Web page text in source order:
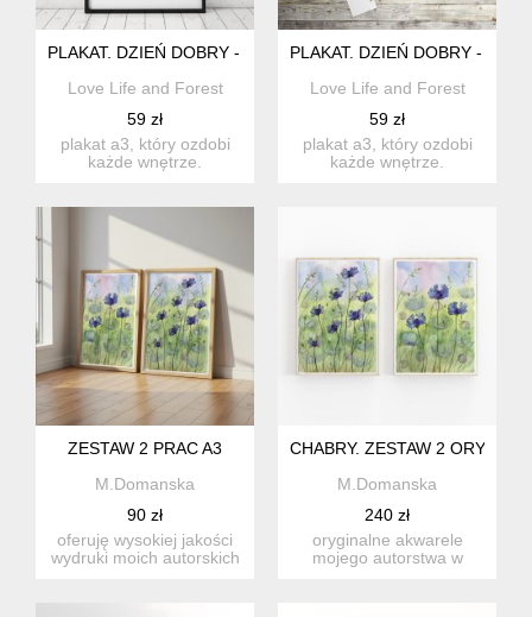
PLAKAT. DZIEŃ DOBRY - KOTY, KOTECKI... (FORMAT A3)
Love Life and Forest
59 zł
plakat a3, który ozdobi
każde wnętrze.
PLAKAT. DZIEŃ DOBRY -
Love Life and Forest
59 zł
plakat a3, który ozdobi
każde wnętrze.
ZESTAW 2 PRAC A3
M.Domanska
90 zł
oferuję wysokiej jakości
wydruki moich autorskich
CHABRY. ZESTAW 2
M.Domanska
240 zł
oryginalne akwarele
mojego autorstwa w